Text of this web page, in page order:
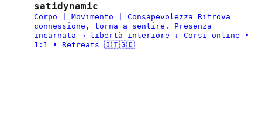
satidynamic
Corpo | Movimento | Consapevolezza Ritrova
connessione, torna a sentire.
Presenza
incarnata → libertà interiore ↓ Corsi online •
1:1 • Retreats 🇮🇹🇬🇧